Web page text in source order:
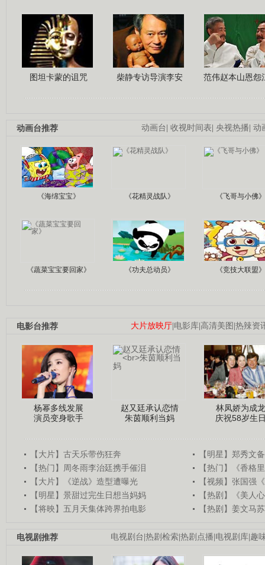
图坦卡蒙的诅咒 柴静专访导演李安 范伟赵本山恩怨
动画台| 收视时间表| 央视热播| 动
动画台推荐
《海绵宝宝》 《花精灵战队》 《飞哥与小佛》
《蔬菜宝宝要回家》 《功夫总动员》 《竞技大联盟》
大片放映厅|电影库|高清美图 |热辣资
电影台推荐
杨幂多线发展
演员变身歌手
赵又廷承认恋情
朱茵顺利当妈
林凤娇为成龙
庆祝58岁生
【大片】古天乐带伤狂奔
【明星】郑秀文
【热门】周冬雨李治廷携手催泪
【热门】《香格
【大片】《逆战》造型遭曝光
【视频】张国强
【明星】景甜过完生日想当妈妈
【热剧】《美人
【将映】五月天集体跨界拍电影
【热剧】姜文马
电视剧台|热剧检索|热剧点播|电视剧库|趣
电视剧推荐